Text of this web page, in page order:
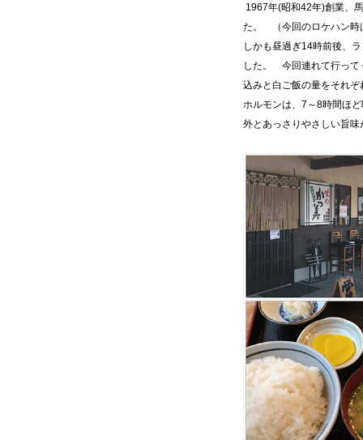
1967年(昭和42年)創業、
た。 （今回のロケハン時
しかも昼過ぎ14時前後、
した。 今回連れて行って
込みと白ご飯の量をそれ
ホルモンは、7～8時間ほ
外とあっさりやさしい旨